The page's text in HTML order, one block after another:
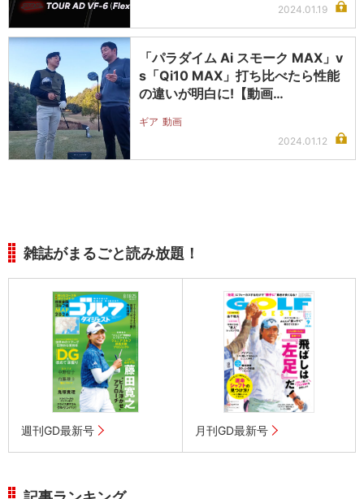
2024.01.19
「パラダイム Ai スモーク MAX」v
s「Qi10 MAX」打ち比べたら性能
の違いが明白に!【動画…
ギア 動画
2024.01.12
雑誌がまるごと読み放題！
週刊GD最新号 月刊GD最新号